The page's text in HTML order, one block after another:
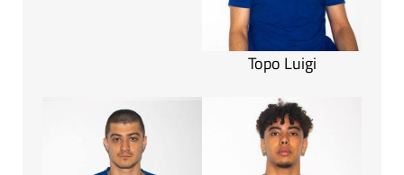
Topo Luigi